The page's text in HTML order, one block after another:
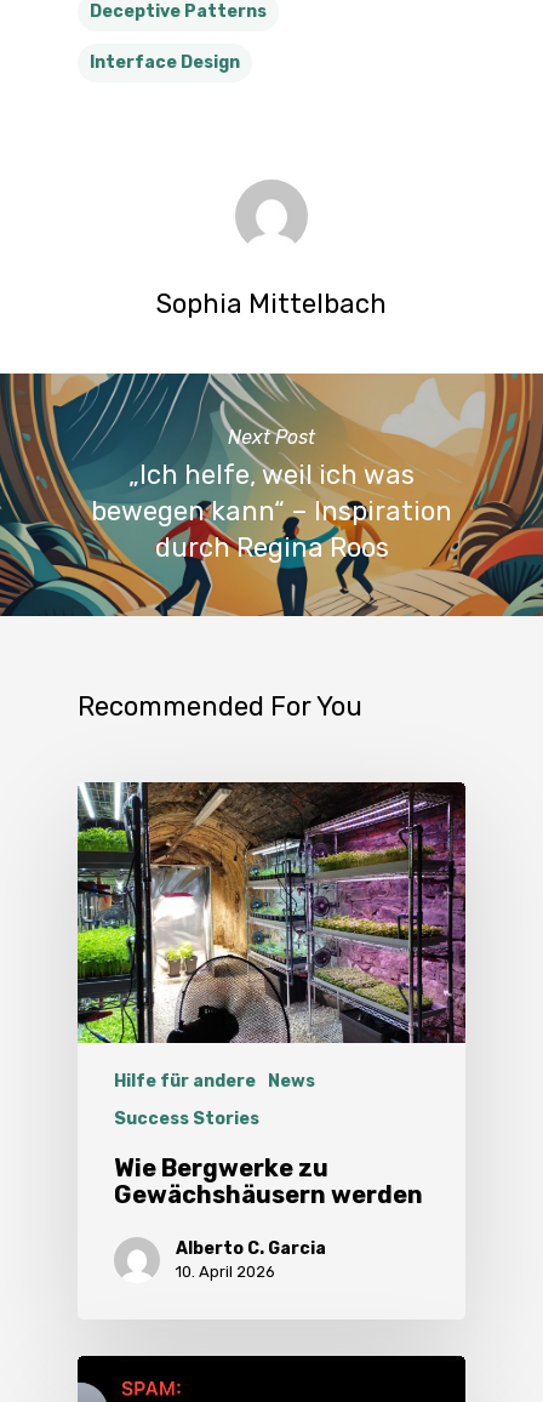
Deceptive Patterns
Interface Design
Sophia Mittelbach
Next Post
„Ich helfe, weil ich was
bewegen kann“ – Inspiration
durch Regina Roos
Recommended For You
Hilfe für andere
News
Success Stories
Wie Bergwerke zu
Gewächshäusern werden
Alberto C. Garcia
10. April 2026